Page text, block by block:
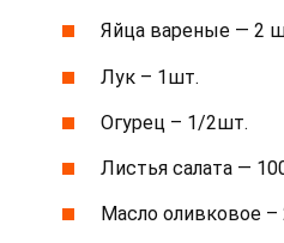
Яйца вареные — 2
Лук – 1шт.
Огурец – 1/2шт.
Листья салата —
Масло оливковое –